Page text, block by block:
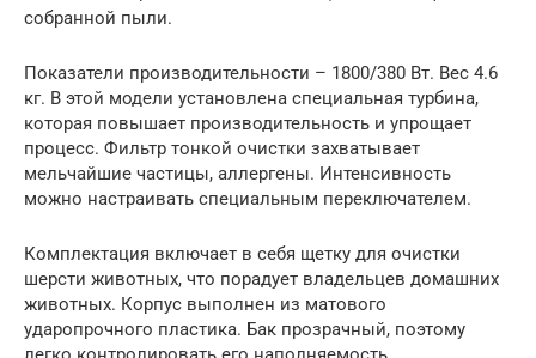
собранной пыли.
Показатели производительности – 1800/380 Вт. Вес 4.6
кг. В этой модели установлена специальная турбина,
которая повышает производительность и упрощает
процесс. Фильтр тонкой очистки захватывает
мельчайшие частицы, аллергены. Интенсивность
можно настраивать специальным переключателем.
Комплектация включает в себя щетку для очистки
шерсти животных, что порадует владельцев домашних
животных. Корпус выполнен из матового
ударопрочного пластика. Бак прозрачный, поэтому